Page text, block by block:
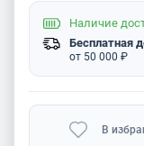
Наличие
Бесплатная
от 50 000 ₽
В